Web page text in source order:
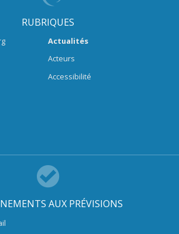
RUBRIQUES
Actualités
Acteurs
Accessibilité
AUX PRÉVISIONS